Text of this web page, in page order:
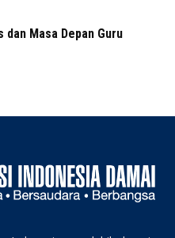
dan Masa Depan Guru